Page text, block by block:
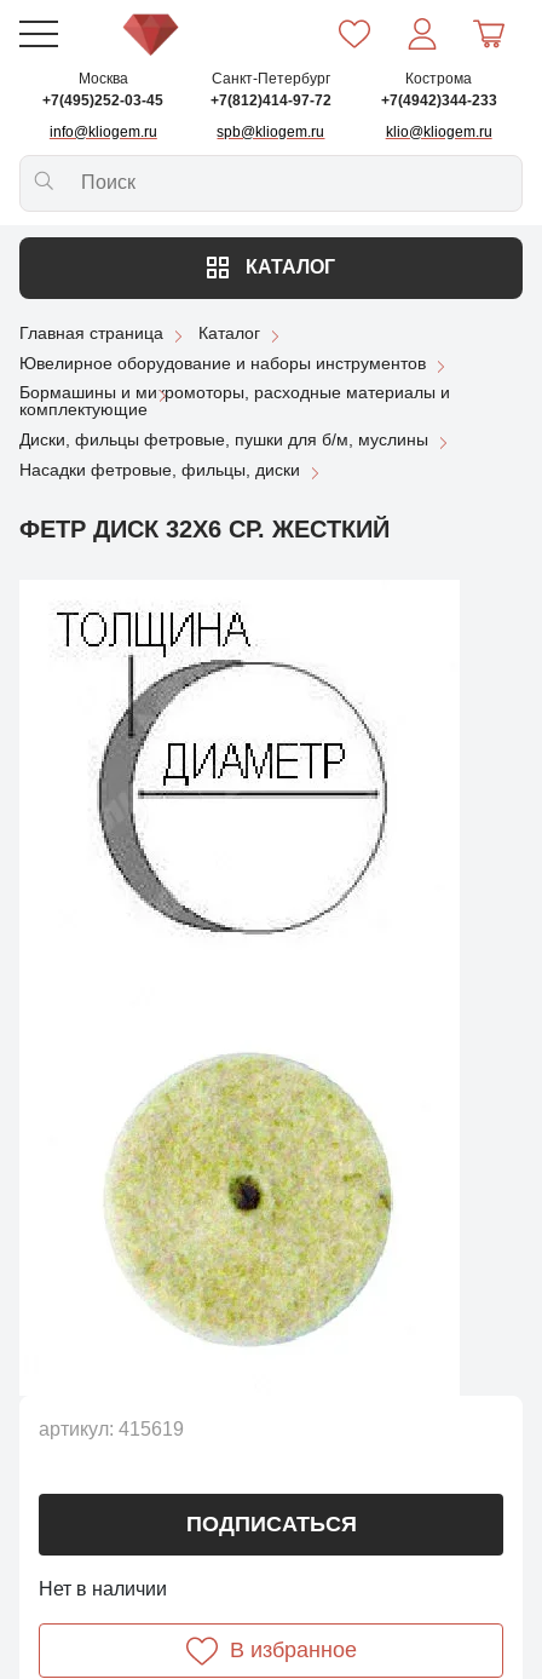
Москва
+7(495)252-03-45
info@kliogem.ru
Санкт-Петербург
+7(812)414-97-72
spb@kliogem.ru
Кострома
+7(4942)344-233
klio@kliogem.ru
КАТАЛОГ
Главная страница
Каталог
Ювелирное оборудование и наборы инструментов
Бормашины и микромоторы, расходные материалы и
комплектующие
Диски, фильцы фетровые, пушки для б/м, муслины
Насадки фетровые, фильцы, диски
ФЕТР ДИСК 32X6 СР. ЖЕСТКИЙ
артикул: 415619
ПОДПИСАТЬСЯ
Нет в наличии
В избранное